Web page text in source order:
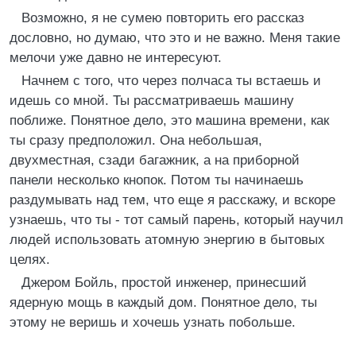
Возможно, я не сумею повторить его рассказ
дословно, но думаю, что это и не важно. Меня такие
мелочи уже давно не интересуют.
Начнем с того, что через полчаса ты встаешь и
идешь со мной. Ты рассматриваешь машину
поближе. Понятное дело, это машина времени, как
ты сразу предположил. Она небольшая,
двухместная, сзади багажник, а на приборной
панели несколько кнопок. Потом ты начинаешь
раздумывать над тем, что еще я расскажу, и вскоре
узнаешь, что ты - тот самый парень, который научил
людей использовать атомную энергию в бытовых
целях.
Джером Бойль, простой инженер, принесший
ядерную мощь в каждый дом. Понятное дело, ты
этому не веришь и хочешь узнать побольше.